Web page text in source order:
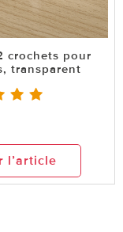
crochets pour
transparent
l’article